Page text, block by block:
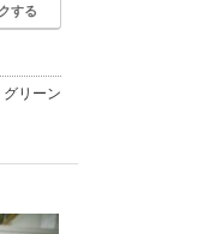
する
リーン